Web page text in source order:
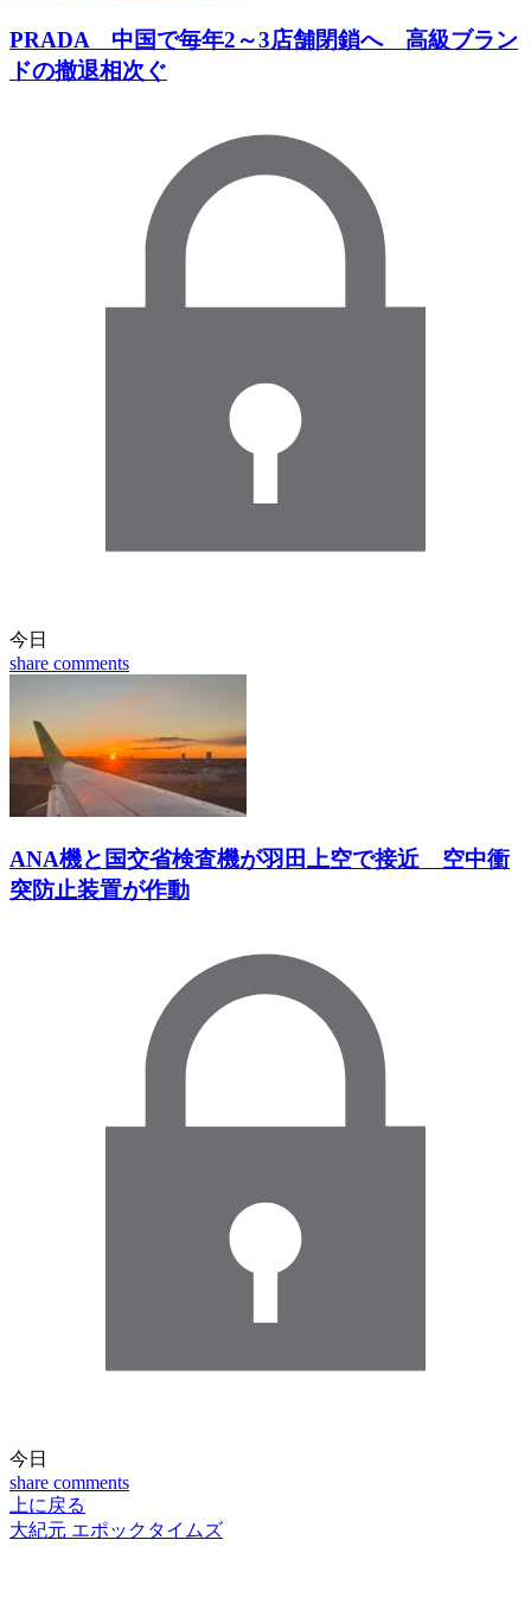
PRADA 中国で毎年2～3店舗閉鎖へ 高級ブラン
ドの撤退相次ぐ
今日
share comments
ANA機と国交省検査機が羽田上空で接近 空中衝
突防止装置が作動
今日
share comments
上に戻る
大紀元 エポックタイムズ